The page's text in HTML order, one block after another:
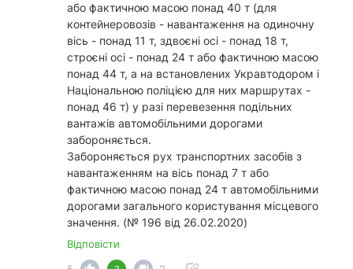
або фактичною масою понад 40 т (для
контейнеровозів - навантаження на одиночну
вісь - понад 11 т, здвоєні осі - понад 18 т,
строєні осі - понад 24 т або фактичною масою
понад 44 т, а на встановлених Укравтодором і
Національною поліцією для них маршрутах -
понад 46 т) у разі перевезення подільних
вантажів автомобільними дорогами
забороняється.
Забороняється рух транспортних засобів з
навантаженням на вісь понад 7 т або
фактичною масою понад 24 т автомобільними
дорогами загального користування місцевого
значення. (№ 196 від 26.02.2020)
Відповісти